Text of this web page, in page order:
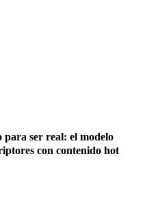
para ser real: el modelo
con contenido hot